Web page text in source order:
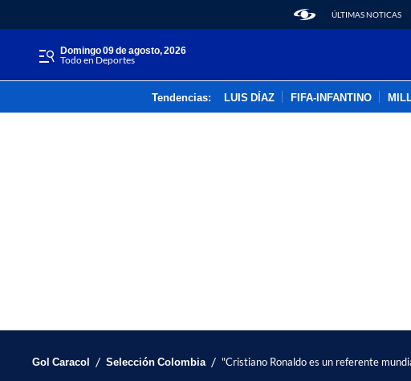
ÚLTIMAS NOTICAS
domingo 09 de agosto, 2026
Todo en Deportes
Tendencias: LUIS DÍAZ FIFA-INFANTINO
Gol Caracol / Selección Colombia / "Cristiano Ronaldo es un referente